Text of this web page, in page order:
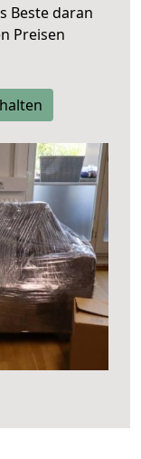
Beste daran
Preisen